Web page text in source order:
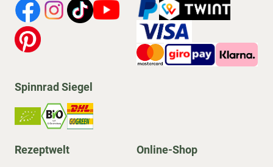
Spinnrad Siegel
Rezeptwelt Online-Shop